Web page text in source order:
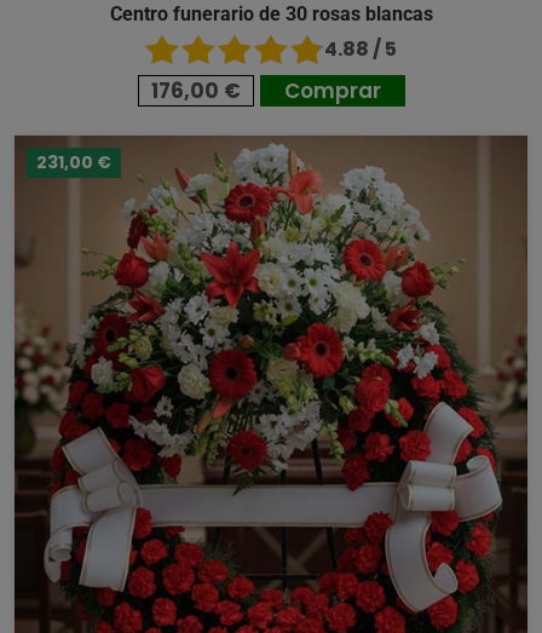
Centro funerario de 30 rosas blancas
4.88 / 5
176,00 € Comprar
231,00 €